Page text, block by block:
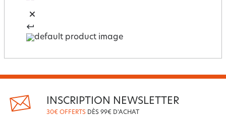
INSCRIPTION NEWSLETTER
30€ OFFERTS DÈS 99€ D'ACHAT